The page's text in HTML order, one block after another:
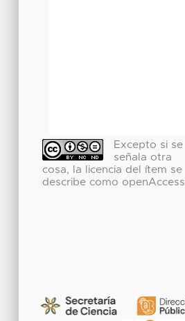
Excepto si se
señala otra
cosa, la licencia del ítem se
describe como openAccess